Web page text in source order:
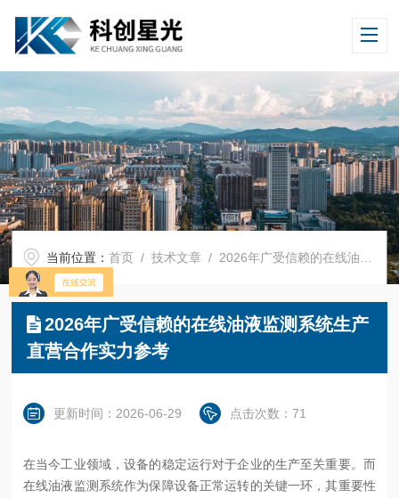
当前位置：首页 /技术文章 / 2026年广受信赖的在线油液监测系统生产直营合作实力参考
2026年广受信赖的在线油液监测系统生产
直营合作实力参考
更新时间：2026-06-29 点击次数：71
在当今工业领域，设备的稳定运行对于企业的生产至关重要。而
在线油液监测系统作为保障设备正常运转的关键一环，其重要性